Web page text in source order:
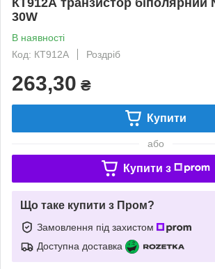
30W
В наявності
Код: КТ912А
Роздріб
263,30 ₴
Купити
або
Купити з
Що таке купити з Пром?
Замовлення під захистом
Доступна доставка